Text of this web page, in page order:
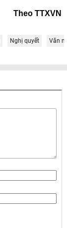
Theo TTXVN
Nghị quyết Văn